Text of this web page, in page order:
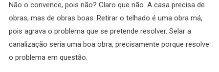
Não o convence, pois não? Claro que não. A casa precisa de
obras, mas de obras boas. Retirar o telhado é uma obra má,
pois agrava o problema que se pretende resolver. Selar a
canalização seria uma boa obra, precisamente porque resolve
o problema em questão.